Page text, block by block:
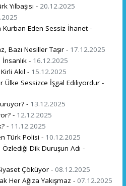
Yılbaşısı - 20.12.2025
Eden Sessiz İhanet -
Bazı Nesiller Taşır - 17.12.2025
- 16.12.2025
Akıl - 15.12.2025
Ülke Sessizce İşgal Ediliyordur -
- 13.12.2025
- 12.12.2025
- 11.12.2025
Türk Polisi - 10.12.2025
Dik Duruşun Adı -
Çöküyor - 08.12.2025
Her Ağıza Yakışmaz - 07.12.2025